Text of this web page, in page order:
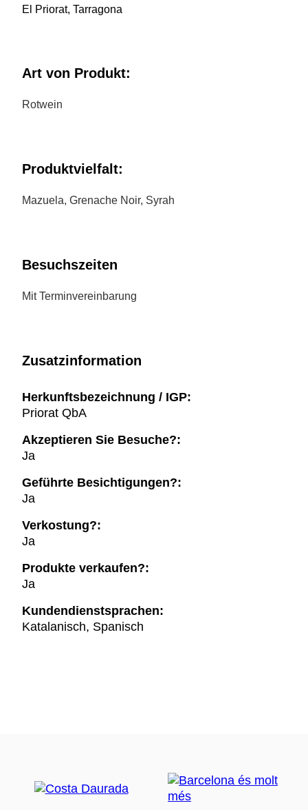
El Priorat, Tarragona
Art von Produkt:
Rotwein
Produktvielfalt:
Mazuela, Grenache Noir, Syrah
Besuchszeiten
Mit Terminvereinbarung
Zusatzinformation
Herkunftsbezeichnung / IGP:
Priorat QbA
Akzeptieren Sie Besuche?:
Ja
Geführte Besichtigungen?:
Ja
Verkostung?:
Ja
Produkte verkaufen?:
Ja
Kundendienstsprachen:
Katalanisch, Spanisch